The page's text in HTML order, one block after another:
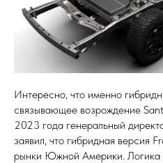
Интересно, что именно
связывающее возрождение
2023 года генеральный
заявил, что гибридная версия
рынки Южной Америки. Логика